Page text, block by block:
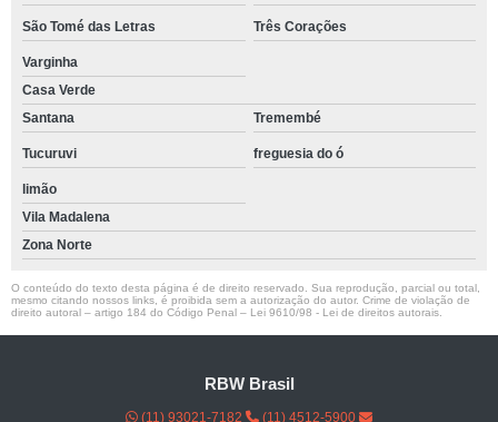
São Tomé das Letras Três Corações
Varginha
Casa Verde
Santana
Tremembé
Tucuruvi freguesia do ó
limão
Vila Madalena
Zona Norte
O conteúdo do texto desta página é de direito reservado. Sua reprodução, parcial ou total,
mesmo citando nossos links, é proibida sem a autorização do autor. Crime de violação de
direito autoral – artigo 184 do Código Penal – Lei 9610/98 - Lei de direitos autorais
RBW Brasil
(11) 93021-7182
(11) 4512-5900